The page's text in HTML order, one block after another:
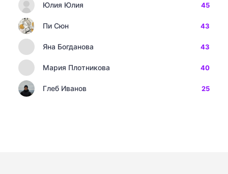
Юлия Юлия 45
Пи Сюн 43
Яна Богданова 43
Мария Плотникова 40
Глеб Иванов 25